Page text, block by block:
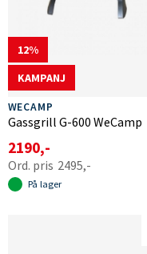
12
KAMPANJ
WECAMP
Gassgrill G-600 WeCamp
2190,-
2495,-
På lager